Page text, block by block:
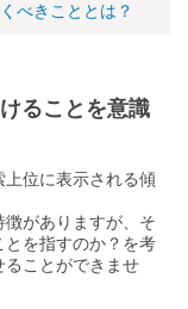
べきこととは？
ることを意識
位に表示される傾
がありますが、そ
を指すのか？を考
ることができませ